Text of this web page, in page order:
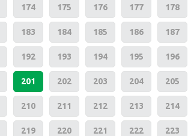
174 175 176 177 178
183 184 185 186 187
192 193 194 195 196
201 202 203 204 205
210 211 212 213 214
219 220 221 222 223